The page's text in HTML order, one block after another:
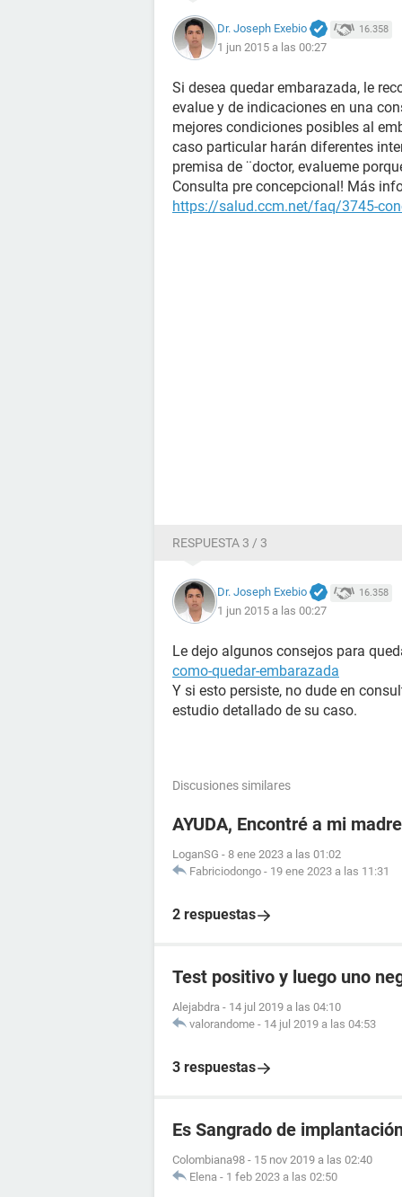
Dr. Joseph Exebio 16.358
1 jun 2015 a las 00:27
Si desea quedar embarazada, le
evalue y de indicaciones en una
mejores condiciones posibles al
caso particular harán diferentes
premisa de ¨doctor, evalueme
Consulta pre concepcional! Más
https://salud.ccm.net/faq/3745-
RESPUESTA 3 / 3
Dr. Joseph Exebio 16.358
1 jun 2015 a las 00:27
Le dejo algunos consejos para
como-quedar-embarazada
Y si esto persiste, no dude en
estudio detallado de su caso.
Discusiones similares
AYUDA, Encontré a mi
LoganSG - 8 ene 2023 a las 01:02
Fabriciodongo - 19 ene 2023 a las 11:31
2 respuestas
Test positivo y luego uno
Alejabdra - 14 jul 2019 a las 04:10
valorandome - 14 jul 2019 a las 04:53
3 respuestas
Es Sangrado de
Colombiana98 - 15 nov 2019 a las 02:40
Elena - 1 feb 2023 a las 02:50